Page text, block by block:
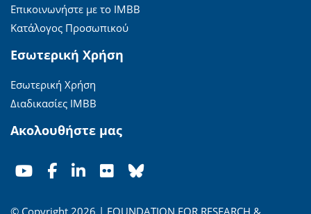
Επικοινωνήστε με το ΙΜΒΒ
Κατάλογος Προσωπικού
Εσωτερική Χρήση
Εσωτερική Χρήση
Διαδικασίες ΙΜΒΒ
Ακολουθήστε μας
© Copyright 2026 | FOUNDATION FOR RESEARCH &